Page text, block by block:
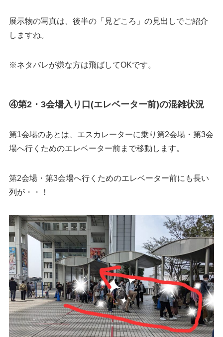
展示物の写真は、後半の「見どころ」の見出しでご紹介
しますね。
※ネタバレが嫌な方は飛ばしてOKです。
④第2・3会場入り口(エレベーター前)の混雑状況
第1会場のあとは、エスカレーターに乗り第2会場・第3会
場へ行くためのエレベーター前まで移動します。
第2会場・第3会場へ行くためのエレベーター前にも長い
列が・・！